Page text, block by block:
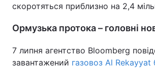
скоротяться приблизно на 2,4
Ормузька протока – головні
7 липня агентство Bloomberg
завантажений газовоз Al